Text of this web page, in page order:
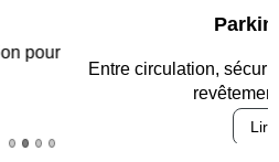
des accès, durabilité des